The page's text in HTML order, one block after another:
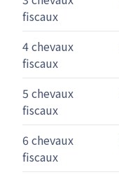
fiscaux
4 chevaux
fiscaux
5 chevaux
fiscaux
6 chevaux
fiscaux